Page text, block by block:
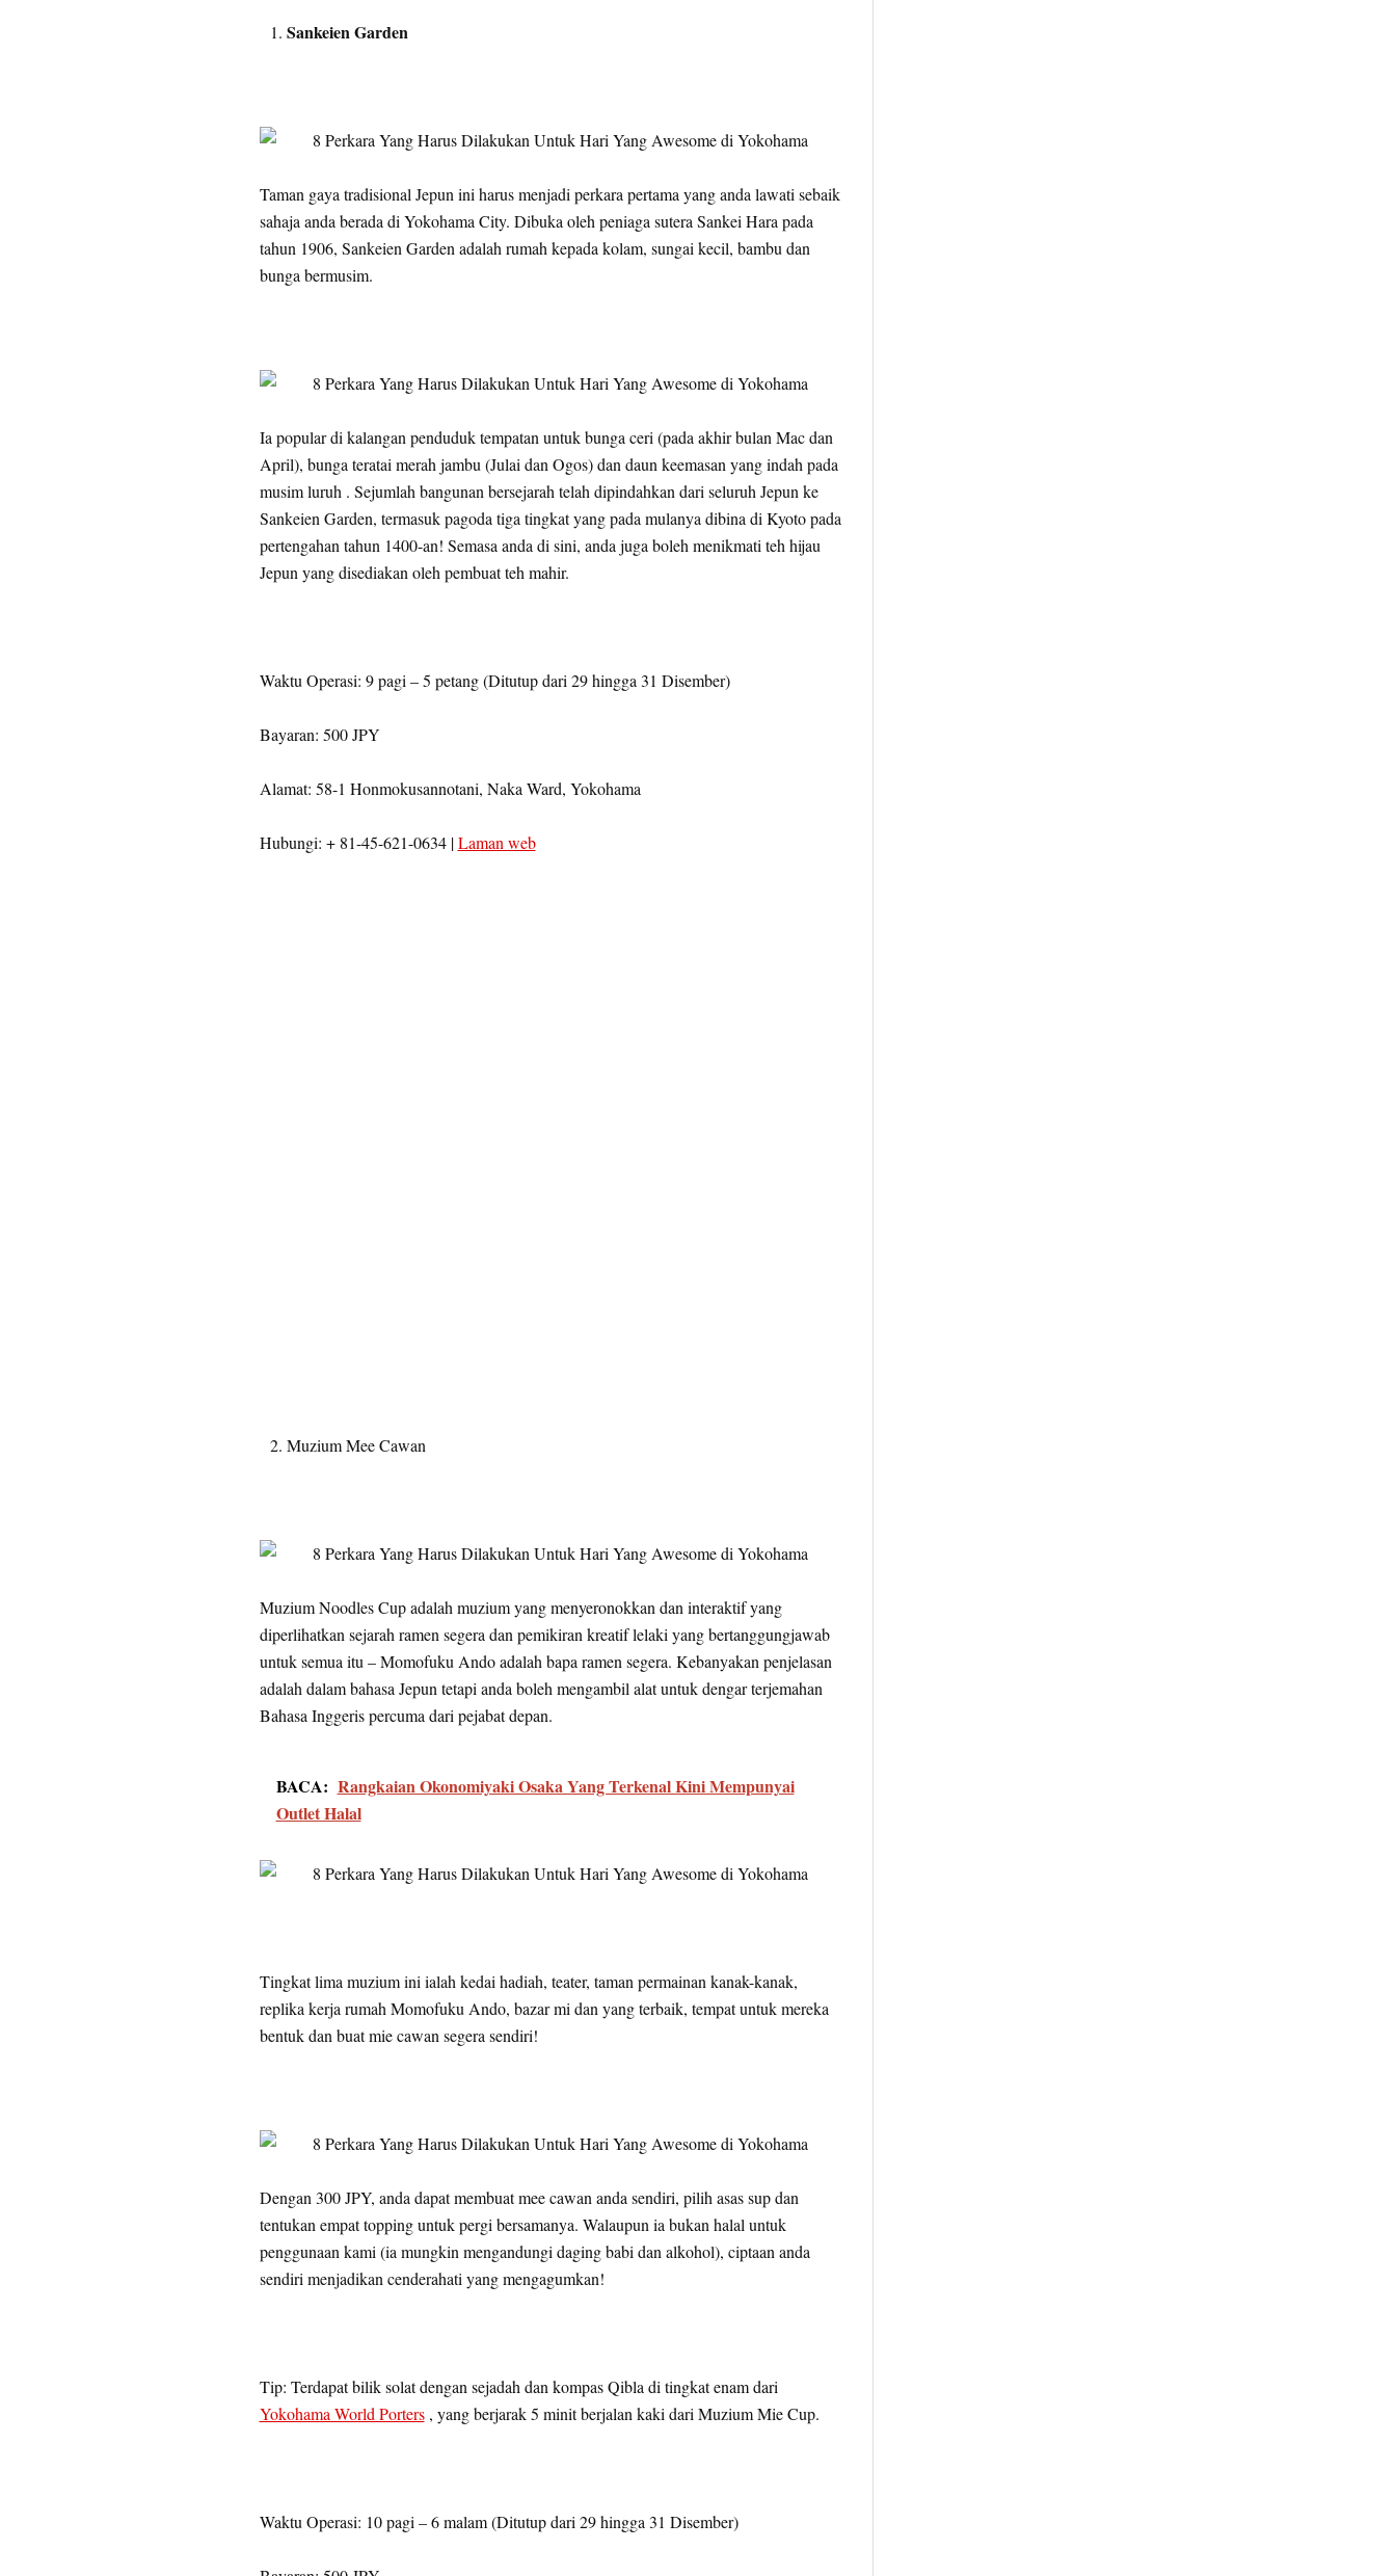
Sankeien Garden
Taman gaya tradisional Jepun ini harus menjadi perkara pertama yang anda lawati sebaik
sahaja anda berada di Yokohama City. Dibuka oleh peniaga sutera Sankei Hara pada
tahun 1906, Sankeien Garden adalah rumah kepada kolam, sungai kecil, bambu dan
bunga bermusim.
Ia popular di kalangan penduduk tempatan untuk bunga ceri (pada akhir bulan Mac dan
April), bunga teratai merah jambu (Julai dan Ogos) dan daun keemasan yang indah pada
musim luruh . Sejumlah bangunan bersejarah telah dipindahkan dari seluruh Jepun ke
Sankeien Garden, termasuk pagoda tiga tingkat yang pada mulanya dibina di Kyoto pada
pertengahan tahun 1400-an! Semasa anda di sini, anda juga boleh menikmati teh hijau
Jepun yang disediakan oleh pembuat teh mahir.
Waktu Operasi: 9 pagi – 5 petang (Ditutup dari 29 hingga 31 Disember)
Bayaran: 500 JPY
Alamat: 58-1 Honmokusannotani, Naka Ward, Yokohama
Hubungi: + 81-45-621-0634 |Laman web
Muzium Mee Cawan
Muzium Noodles Cup adalah muzium yang menyeronokkan dan interaktif yang
diperlihatkan sejarah ramen segera dan pemikiran kreatif lelaki yang bertanggungjawab
untuk semua itu – Momofuku Ando adalah bapa ramen segera. Kebanyakan penjelasan
adalah dalam bahasa Jepun tetapi anda boleh mengambil alat untuk dengar terjemahan
Bahasa Inggeris percuma dari pejabat depan.
BACA: Rangkaian Okonomiyaki Osaka Yang Terkenal Kini Mempunyai
Outlet Halal
Tingkat lima muzium ini ialah kedai hadiah, teater, taman permainan kanak-kanak,
replika kerja rumah Momofuku Ando, ​​bazar mi dan yang terbaik, tempat untuk mereka
bentuk dan buat mie cawan segera sendiri!
Dengan 300 JPY, anda dapat membuat mee cawan anda sendiri, pilih asas sup dan
tentukan empat topping untuk pergi bersamanya. Walaupun ia bukan halal untuk
penggunaan kami (ia mungkin mengandungi daging babi dan alkohol), ciptaan anda
sendiri menjadikan cenderahati yang mengagumkan!
Tip: Terdapat bilik solat dengan sejadah dan kompas Qibla di tingkat enam dari
Yokohama World Porters, yang berjarak 5 minit berjalan kaki dari Muzium Mie Cup.
Waktu Operasi: 10 pagi – 6 malam (Ditutup dari 29 hingga 31 Disember)